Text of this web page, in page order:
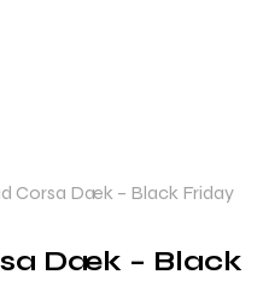
Corsa Dæk – Black Friday
Dæk – Black